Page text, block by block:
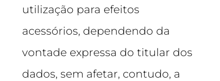
utilização para efeitos
acessórios, dependendo da
vontade expressa do titular dos
dados, sem afetar, contudo, a